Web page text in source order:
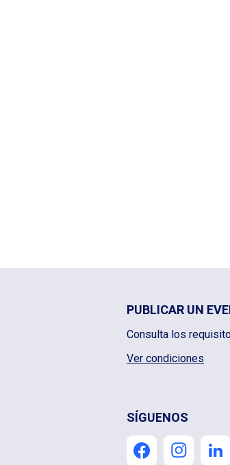
PUBLICAR UN
Consulta los
Ver condiciones
SÍGUENOS